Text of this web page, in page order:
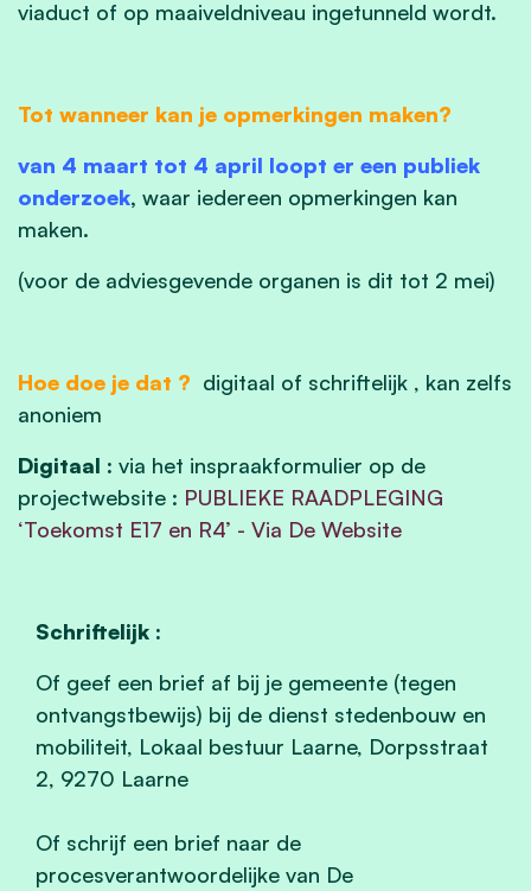
viaduct of op maaiveldniveau ingetunneld wordt.
Tot wanneer kan je opmerkingen maken?
van 4 maart tot 4 april loopt er een publiek
onderzoek, waar iedereen opmerkingen kan
maken.
(voor de adviesgevende organen is dit tot 2 mei)
Hoe doe je dat ? digitaal of schriftelijk , kan zelfs
anoniem
Digitaal : via het inspraakformulier op de
projectwebsite : PUBLIEKE RAADPLEGING
‘Toekomst E17 en R4’ - Via De Website
Schriftelijk :
Of geef een brief af bij je gemeente (tegen
ontvangstbewijs) bij de dienst stedenbouw en
mobiliteit, Lokaal bestuur Laarne, Dorpsstraat
2, 9270 Laarne
Of schrijf een brief naar de
procesverantwoordelijke van De